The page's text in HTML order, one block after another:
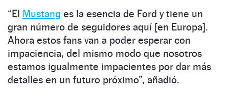
“El Mustang es la esencia de Ford y tiene un
gran número de seguidores aquí [en Europa].
Ahora estos fans van a poder esperar con
impaciencia, del mismo modo que nosotros
estamos igualmente impacientes por dar más
detalles en un futuro próximo”, añadió.